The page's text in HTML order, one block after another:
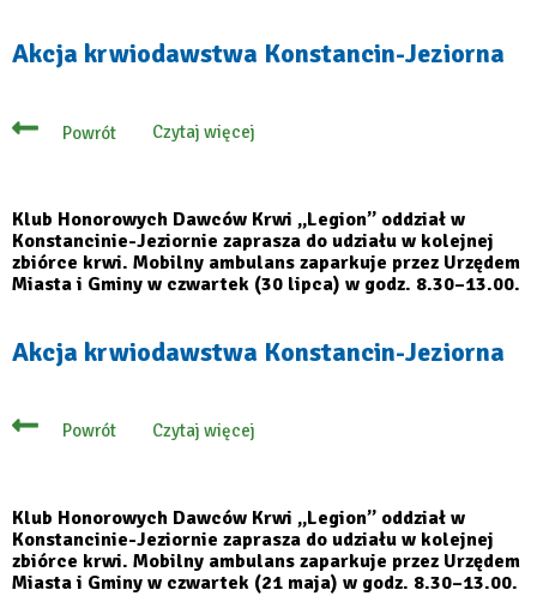
Akcja krwiodawstwa Konstancin-Jeziorna
Powrót Czytaj więcej
o
Jeziorna
Klub Honorowych Dawców Krwi „Legion” oddział w
Konstancinie-Jeziornie zaprasza do udziału w kolejnej
zbiórce krwi. Mobilny ambulans zaparkuje przez Urzędem
Miasta i Gminy w czwartek (30 lipca) w godz. 8.30–13.00.
Akcja krwiodawstwa Konstancin-Jeziorna
Powrót Czytaj więcej
o
Jeziorna
Klub Honorowych Dawców Krwi „Legion” oddział w
Konstancinie-Jeziornie zaprasza do udziału w kolejnej
zbiórce krwi. Mobilny ambulans zaparkuje przez Urzędem
Miasta i Gminy w czwartek (21 maja) w godz. 8.30–13.00.